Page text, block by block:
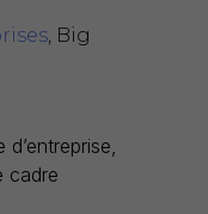
, Big
cadre